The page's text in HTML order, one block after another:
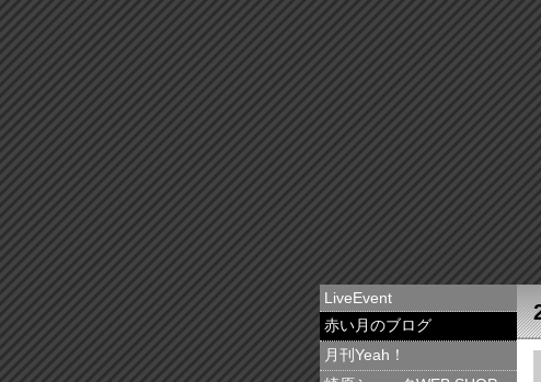
LiveEvent
赤い月のブログ
月刊Yeah！